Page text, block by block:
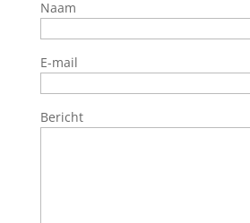
Naam
E-mail
Bericht